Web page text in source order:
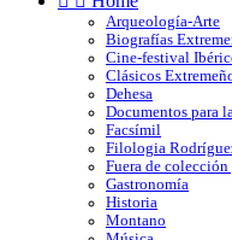
Arqueología-Arte
Biografías
Cine-festival
Clásicos
Dehesa
Documentos para
Facsímil
Filologia
Fuera de
Gastronomía
Historia
Montano